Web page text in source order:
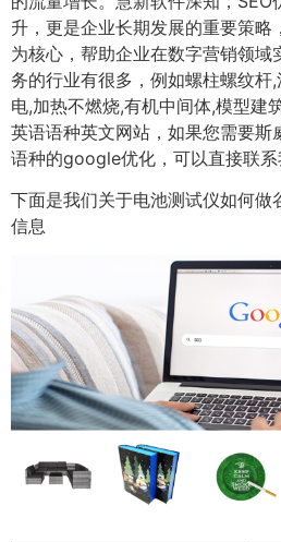
升，更是企业长期发展的重要策略
为核心，帮助企业在数字营销领域
务的行业有很多，例如螺柱螺纹杆
电,加热不燃烧,有机中间体,模型建
英语语种英文网站，如果您需要斯
语种的google优化，可以直接联系
下面是我们关于电池测试仪如何做
信息